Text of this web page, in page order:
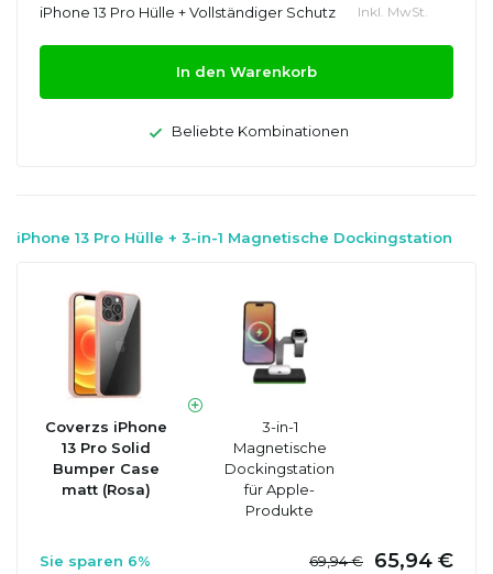
iPhone 13 Pro Hülle + Vollständiger Schutz Inkl. MwSt.
In den Warenkorb
Beliebte Kombinationen
iPhone 13 Pro Hülle + 3-in-1 Magnetische Dockingstation
Coverzs iPhone
13 Pro Solid
Bumper Case
matt (Rosa)
3-in-1
Magnetische
Dockingstation
für Apple-
Produkte
Sie sparen 6% 69,94 € 65,94 €